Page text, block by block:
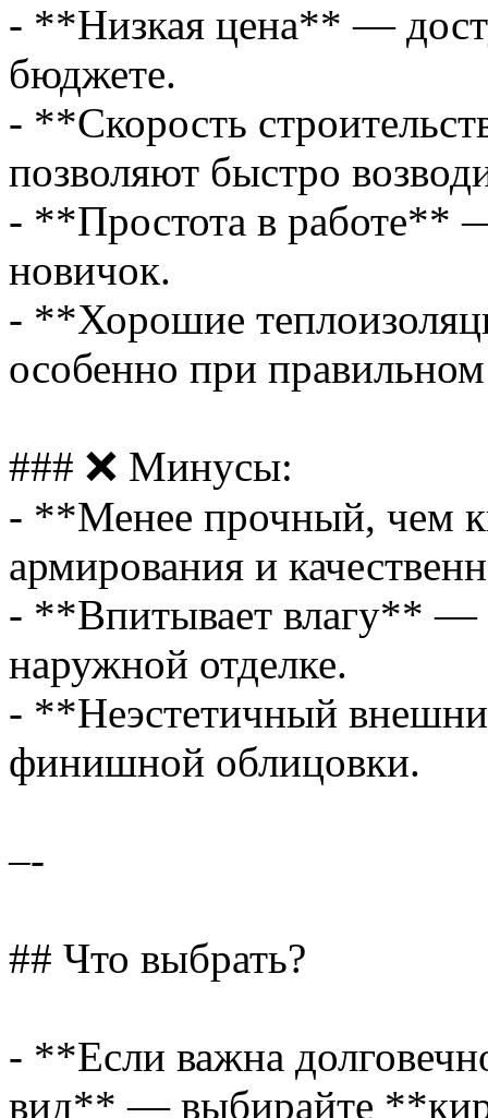
- **Низкая цена** —
бюджете.
- **Скорость
позволяют быстро
- **Простота в работе**
новичок.
- **Хорошие
особенно при
### ❌ Минусы:
- **Менее прочный, чем
армирования и
- **Впитывает влагу** —
наружной отделке.
- **Неэстетичный
финишной облицовки.
–-
## Что выбрать?
- **Если важна
вид** — выбирайте